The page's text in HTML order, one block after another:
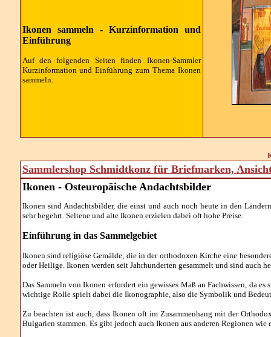
Ikonen sammeln - Kurzinformation und
Einführung
Auf den folgenden Seiten finden Ikonen-Sammler
Kurzinformation und Einführung zum Thema Ikonen
sammeln.
Sammlershop Schmidtkonz für Briefmarken,
Ikonen - Osteuropäische Andachtsbilder
Ikonen sind Andachtsbilder, die einst und auch noch heute in den
sehr begehrt. Seltene und alte Ikonen erzielen dabei oft hohe Preise.
Einführung in das Sammelgebiet
Ikonen sind religiöse Gemälde, die in der orthodoxen Kirche eine
oder Heilige. Ikonen werden seit Jahrhunderten gesammelt und sind auch
Das Sammeln von Ikonen erfordert ein gewisses Maß an Fachwissen, da
wichtige Rolle spielt dabei die Ikonographie, also die Symbolik und
Zu beachten ist auch, dass Ikonen oft im Zusammenhang mit der
Bulgarien stammen. Es gibt jedoch auch Ikonen aus anderen Regionen wie